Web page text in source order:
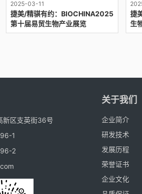
2025-03-11
捷美/精骐有约：BIOCHINA2025
第十届易贸生物产业展览
捷
生
新区支英街36号
1
2
关于我们
企业简介
研发技术
发展历程
荣誉证书
企业文化